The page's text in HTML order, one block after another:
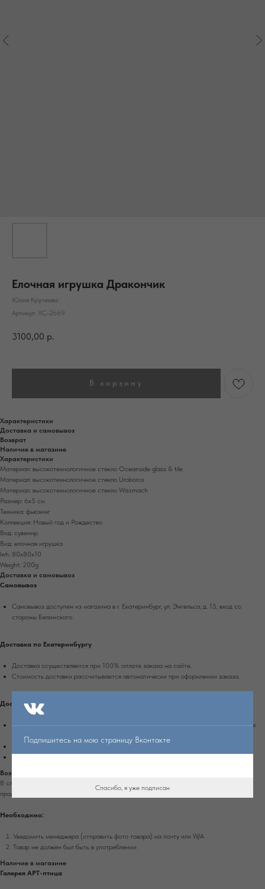
Елочная игрушка Дракончик
Юлия Крутеева
Артикул: ХС-2669
3100,00 р.
В корзину
Характеристики
Доставка и самовывоз
Возврат
Наличие в магазине
Характеристики
Материал: высокотехнологичное стекло Oceanside glass & tile
Материал: высокотехнологичное стекло Uroboros
Материал: высокотехнологичное стекло Wissmach
Размер: 6х5 см
Техника: фьюзинг
Коллекция: Новый год и Рождество
Вид: сувенир
Вид: елочная игрушка
lwh: 80x80x10
Weight: 200g
Доставка и самовывоз
Самовывоз
Самовывоз доступен из магазина в г. Екатеринбург, ул. Энгельса, д. 15, вход со
стороны Белинского.
Доставка по Екатеринбургу
Доставка осуществляется при 100% оплате заказа на сайте.
Стоимость доставки рассчитывается автоматически при оформлении заказа.
Доставка по России
Доставка осуществляется при 100% оплате заказа транспортной компанией Сдек
или Почтой России.
Срок доставки в другие города России - 4-10 рабочих дней.
Возврат
В случае обнаружения дефекта на изделии, которое не было оговорено заранее с
продавцом, вы можете вернуть изделие в течение 7 дней с момента получения.
Необходимо:
Уведомить менеджера (отправить фото товара) на почту или W/А
Товар не должен был быть в употреблении
Наличие в магазине
Галерея АРТ-птица
Подпишитесь на мою страницу Вконтакте
Спасибо, я уже подписан